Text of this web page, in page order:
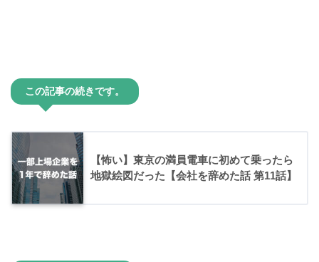
この記事の続きです。
【怖い】東京の満員電車に初めて乗ったら
地獄絵図だった【会社を辞めた話 第11話】